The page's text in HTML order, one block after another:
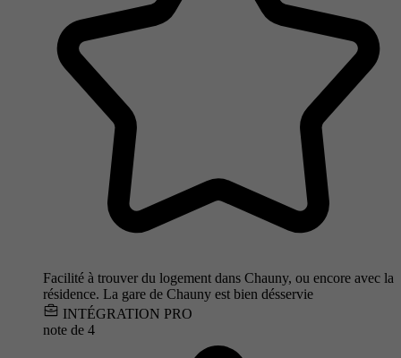
Facilité à trouver du logement dans Chauny, ou encore avec la
résidence. La gare de Chauny est bien désservie
INTÉGRATION PRO
note de 4